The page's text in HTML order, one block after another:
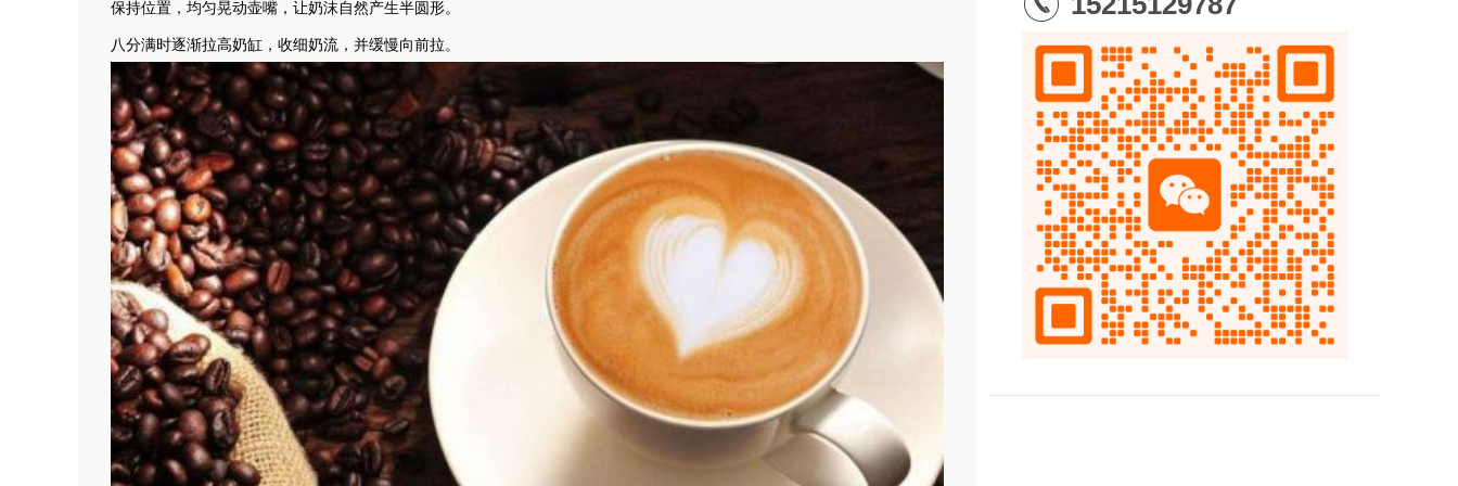
保持位置，均匀晃动壶嘴，让奶沫自然产生半圆形。
八分满时逐渐拉高奶缸，收细奶流，并缓慢向前拉。